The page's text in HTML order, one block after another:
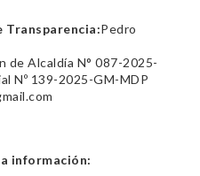
Transparencia:Pedro
de Alcaldía N° 087-2025-
Nº 139-2025-GM-MDP
información: